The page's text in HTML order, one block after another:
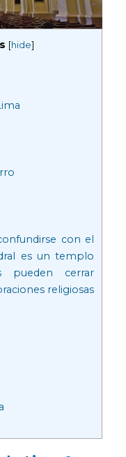
[hide]
con el
es un templo
pueden cerrar
religiosas